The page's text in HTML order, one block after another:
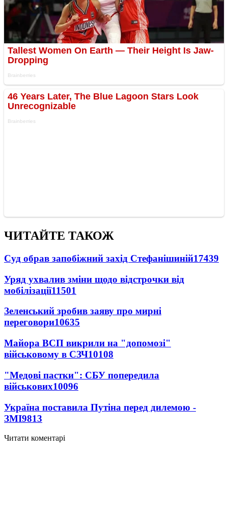
ЧИТАЙТЕ ТАКОЖ
Суд обрав запобіжний захід Стефанішиній17439
Уряд ухвалив зміни щодо відстрочки від
мобілізації11501
Зеленський зробив заяву про мирні
переговори10635
Майора ВСП викрили на "допомозі"
військовому в СЗЧ10108
"Медові пастки": СБУ попередила
військових10096
Україна поставила Путіна перед дилемою -
ЗМІ9813
Читати коментарі